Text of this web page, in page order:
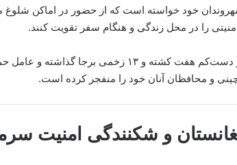
خود خواسته است که از حضور در اماکن شلوغ
را در محل زندگی و هنگام سفر تقویت کنند.
طالبان تأیید کرده‌اند که این انفجار دست‌کم هفت کشته و ۱۳
و محافظان آنان خود را منفجر کرده است.
و شکنندگی امنیت